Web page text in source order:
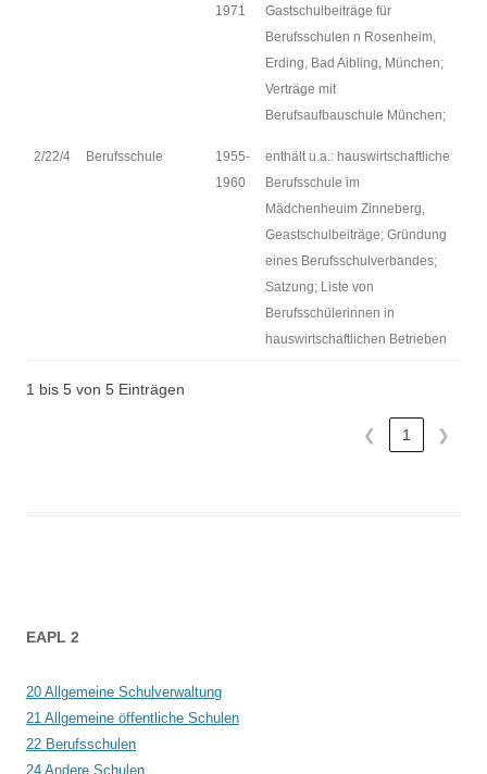
1971
Gastschulbeiträge für
Berufsschulen n Rosenheim,
Erding, Bad Aibling, München;
Verträge mit
Berufsaufbauschule München;
2/22/4 Berufsschule
1955-
1960
enthält u.a.: hauswirtschaftliche
Berufsschule im
Mädchenheuim Zinneberg,
Geastschulbeiträge; Gründung
eines Berufsschulverbandes;
Satzung; Liste von
Berufsschülerinnen in
hauswirtschaftlichen Betrieben
1 bis 5 von 5 Einträgen
❮ 1 ❯
Navigation
EAPL 2
20 Allgemeine Schulverwaltung
21 Allgemeine öffentliche Schulen
22 Berufsschulen
24 Andere Schulen